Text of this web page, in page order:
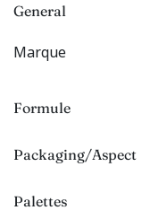
General
Marque
Formule
Packaging/Aspect
Palettes